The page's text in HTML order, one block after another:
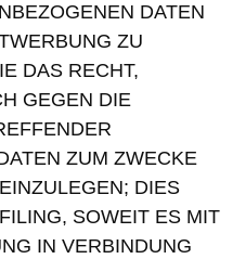
DATEN
ZU
DAS RECHT,
GEGEN DIE
ZUM ZWECKE
DIES
SOWEIT ES MIT
IN VERBINDUNG